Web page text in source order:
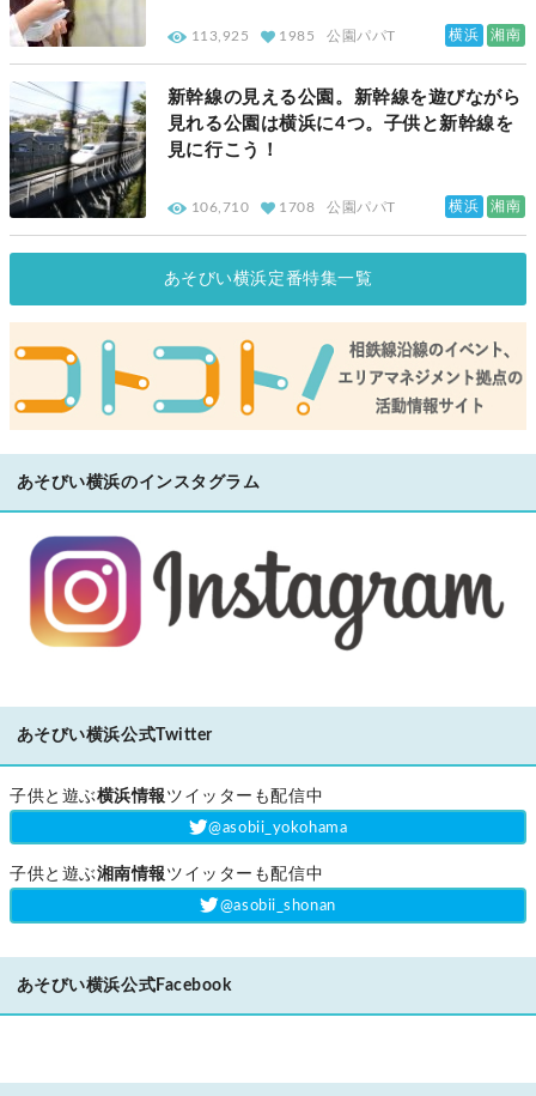
113,925 1985 公園パパT 横浜 湘南
新幹線の見える公園。新幹線を遊びながら
見れる公園は横浜に4つ。子供と新幹線を
見に行こう！
106,710 1708 公園パパT 横浜 湘南
あそびい横浜定番特集一覧
あそびい横浜のインスタグラム
あそびい横浜公式Twitter
子供と遊ぶ横浜情報 ツイッターも配信中
‎@asobii_yokohama
子供と遊ぶ湘南情報 ツイッターも配信中
‎@asobii_shonan
あそびい横浜公式Facebook